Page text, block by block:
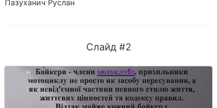
Пазуханич Руслан
Слайд #2